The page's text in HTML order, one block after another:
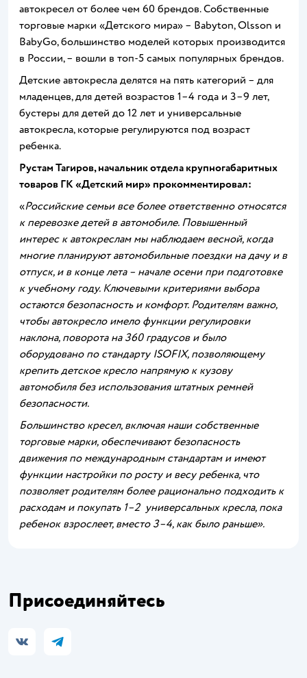
автокресел от более чем 60 брендов. Собственные
торговые марки «Детского мира» – Babyton, Olsson и
BabyGo, большинство моделей которых производится
в России, – вошли в топ-5 самых популярных брендов.
Детские автокресла делятся на пять категорий – для
младенцев, для детей возрастов 1–4 года и 3–9 лет,
бустеры для детей до 12 лет и универсальные
автокресла, которые регулируются под возраст
ребенка.
Рустам Тагиров, начальник отдела крупногабаритных
товаров ГК «Детский мир» прокомментировал:
«Российские семьи все более ответственно относятся
к перевозке детей в автомобиле. Повышенный
интерес к автокреслам мы наблюдаем весной, когда
многие планируют автомобильные поездки на дачу и в
отпуск, и в конце лета – начале осени при подготовке
к учебному году. Ключевыми критериями выбора
остаются безопасность и комфорт. Родителям важно,
чтобы автокресло имело функции регулировки
наклона, поворота на 360 градусов и было
оборудовано по стандарту ISOFIX, позволяющему
крепить детское кресло напрямую к кузову
автомобиля без использования штатных ремней
безопасности.
Большинство кресел, включая наши собственные
торговые марки, обеспечивают безопасность
движения по международным стандартам и имеют
функции настройки по росту и весу ребенка, что
позволяет родителям более рационально подходить к
расходам и покупать 1–2 универсальных кресла, пока
ребенок взрослеет, вместо 3–4, как было раньше».
Присоединяйтесь